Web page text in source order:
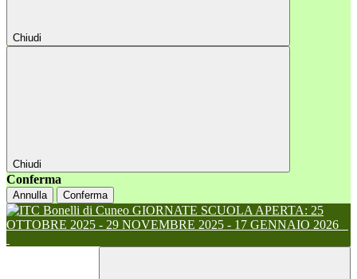
Chiudi
Chiudi
Conferma
Annulla Conferma
GIORNATE SCUOLA APERTA: 25
OTTOBRE 2025 - 29 NOVEMBRE 2025 - 17 GENNAIO 2026